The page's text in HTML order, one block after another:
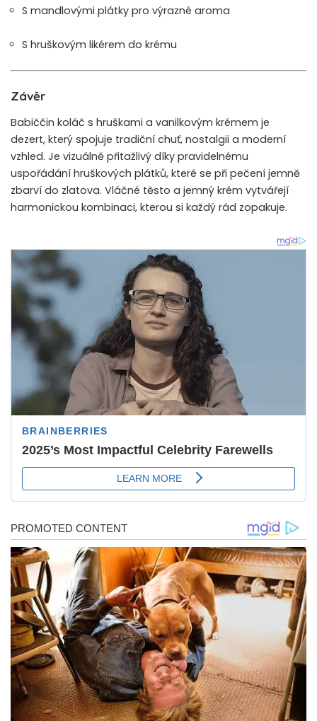
S mandlovými plátky pro výrazné aroma
S hruškovým likérem do krému
Závěr
Babiččin koláč s hruškami a vanilkovým krémem je
dezert, který spojuje tradiční chuť, nostalgii a moderní
vzhled. Je vizuálně přitažlivý díky pravidelnému
uspořádání hruškových plátků, které se při pečení jemně
zbarví do zlatova. Vláčné těsto a jemný krém vytvářejí
harmonickou kombinaci, kterou si každý rád zopakuje.